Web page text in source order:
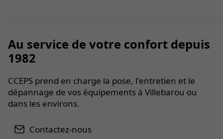
Au service de votre confort depuis
1982
CCEPS prend en charge la pose, l'entretien et le
dépannage de vos équipements à Villebarou ou
dans les environs.
Contactez-nous